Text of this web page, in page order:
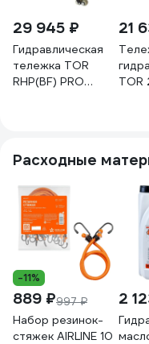
29 945 ₽
Гидравлическая
тележка TOR
RHP(BF) PRO
21
TOR
Расходные
-11%
889 ₽997 ₽
Набор резинок-
стяжек AIRLINE 10
2